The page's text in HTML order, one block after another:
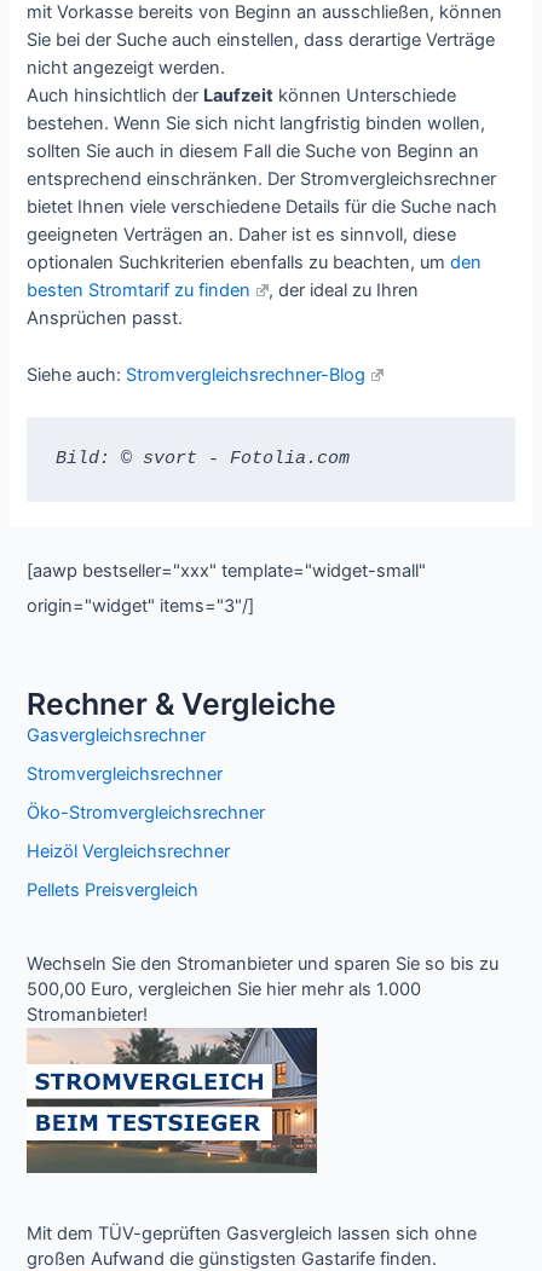
mit Vorkasse bereits von Beginn an ausschließen, können
Sie bei der Suche auch einstellen, dass derartige Verträge
nicht angezeigt werden.
Auch hinsichtlich der Laufzeit können Unterschiede
bestehen. Wenn Sie sich nicht langfristig binden wollen,
sollten Sie auch in diesem Fall die Suche von Beginn an
entsprechend einschränken. Der Stromvergleichsrechner
bietet Ihnen viele verschiedene Details für die Suche nach
geeigneten Verträgen an. Daher ist es sinnvoll, diese
optionalen Suchkriterien ebenfalls zu beachten, umden
besten Stromtarif zu finden
, der ideal zu Ihren
Ansprüchen passt.
Siehe auch: Stromvergleichsrechner-Blog
Bild: © svort - Fotolia.com
[aawp bestseller="xxx" template="widget-small"
origin="widget" items="3"/]
Rechner & Vergleiche
Gasvergleichsrechner
Stromvergleichsrechner
Öko-Stromvergleichsrechner
Heizöl Vergleichsrechner
Pellets Preisvergleich
Wechseln Sie den Stromanbieter und sparen Sie so bis zu
500,00 Euro, vergleichen Sie hier mehr als 1.000
Stromanbieter!
Mit dem TÜV-geprüften Gasvergleich lassen sich ohne
großen Aufwand die günstigsten Gastarife finden.